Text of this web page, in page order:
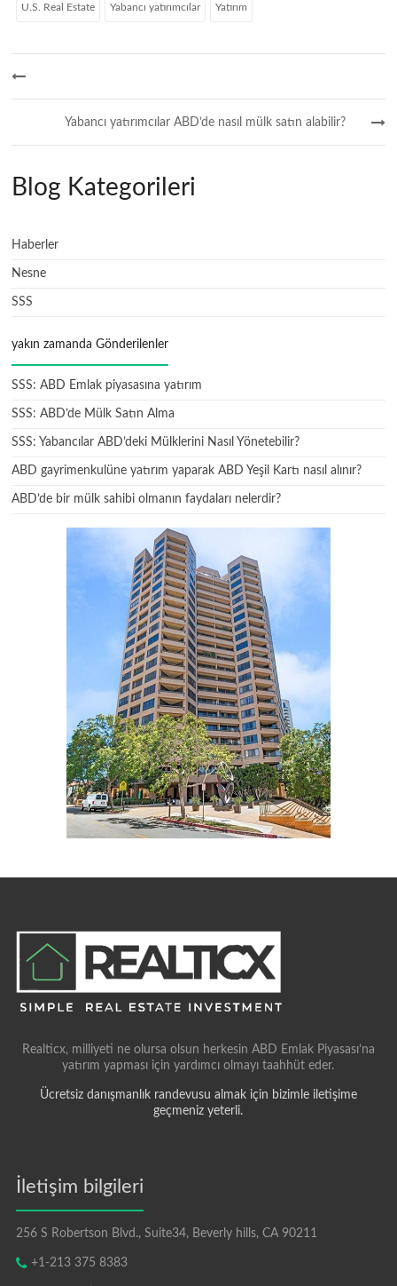
U.S. Real Estate Yabancı yatırımcılar Yatırım
Yabancı yatırımcılar ABD’de nasıl mülk satın alabilir?
Blog Kategorileri
Haberler
Nesne
SSS
yakın zamanda Gönderilenler
SSS: ABD Emlak piyasasına yatırım
SSS: ABD’de Mülk Satın Alma
SSS: Yabancılar ABD’deki Mülklerini Nasıl Yönetebilir?
ABD gayrimenkulüne yatırım yaparak ABD Yeşil Kartı nasıl alınır?
ABD’de bir mülk sahibi olmanın faydaları nelerdir?
Realticx, milliyeti ne olursa olsun herkesin ABD Emlak Piyasası’na
yatırım yapması için yardımcı olmayı taahhüt eder.
Ücretsiz danışmanlık randevusu almak için bizimle iletişime
geçmeniz yeterli.
İletişim bilgileri
256 S Robertson Blvd., Suite34, Beverly hills, CA 90211
+1-213 375 8383